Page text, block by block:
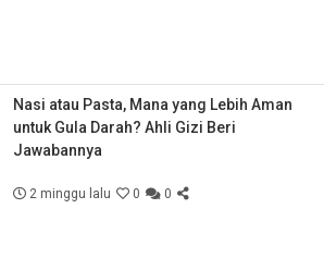
Nasi atau Pasta, Mana yang Lebih Aman
untuk Gula Darah? Ahli Gizi Beri
Jawabannya
2 minggu lalu 0 0